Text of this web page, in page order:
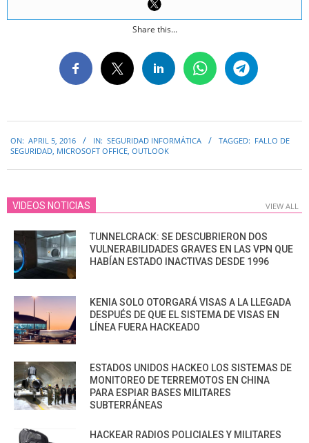
Share this...
04-
ON: APRIL 5, 2016 IN: SEGURIDAD INFORMÁTICA TAGGED: FALLO DE
SEGURIDAD MICROSOFT OFFICE OUTLOOK
VIDEOS NOTICIAS VIEW ALL
TUNNELCRACK: SE DESCUBRIERON DOS
VULNERABILIDADES GRAVES EN LAS VPN QUE
HABÍAN ESTADO INACTIVAS DESDE 1996
KENIA SOLO OTORGARÁ VISAS A LA LLEGADA
DESPUÉS DE QUE EL SISTEMA DE VISAS EN
LÍNEA FUERA HACKEADO
ESTADOS UNIDOS HACKEO LOS SISTEMAS DE
MONITOREO DE TERREMOTOS EN CHINA
PARA ESPIAR BASES MILITARES
SUBTERRÁNEAS
HACKEAR RADIOS POLICIALES Y MILITARES